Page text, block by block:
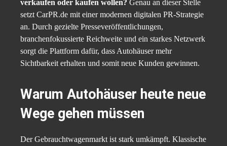
verkaufen oder kaufen wollen? Genau an dieser Stelle
setzt CarPR.de mit einer modernen digitalen PR-Strategie
an. Durch gezielte Presseveröffentlichungen,
branchenfokussierte Reichweite und ein starkes Netzwerk
sorgt die Plattform dafür, dass Autohäuser mehr
Sichtbarkeit erhalten und somit neue Kunden gewinnen.
Warum Autohäuser heute neue
Wege gehen müssen
Der Gebrauchtwagenmarkt ist stark umkämpft. Klassische